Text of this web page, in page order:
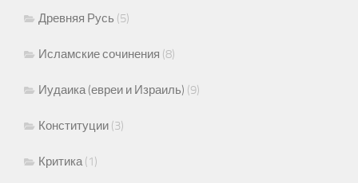
Древняя Русь (5)
Исламские сочинения (8)
Иудаика (евреи и Израиль) (9)
Конституции (3)
Критика(1)